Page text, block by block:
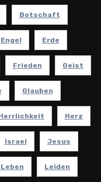
Botschaft
Engel Erde
Frieden Geist
Glauben
Herz
Israel Jesus
Leben Leiden